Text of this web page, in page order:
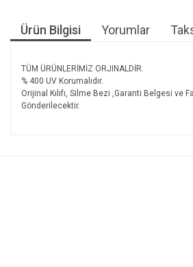
Ürün Bilgisi Yorumlar
TÜM ÜRÜNLERİMİZ ORJINALDİR.
% 400 UV Korumalıdır.
Orijinal Kılıfı, Silme Bezi ,Garanti Belgesi ve
Gönderilecektir.